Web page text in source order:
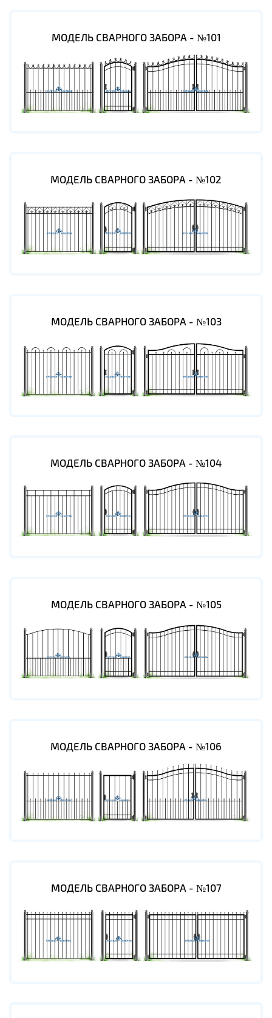
МОДЕЛЬ СВАРНОГО ЗАБОРА - №101
МОДЕЛЬ СВАРНОГО ЗАБОРА - №102
МОДЕЛЬ СВАРНОГО ЗАБОРА - №103
МОДЕЛЬ СВАРНОГО ЗАБОРА - №104
МОДЕЛЬ СВАРНОГО ЗАБОРА - №105
МОДЕЛЬ СВАРНОГО ЗАБОРА - №106
МОДЕЛЬ СВАРНОГО ЗАБОРА - №107